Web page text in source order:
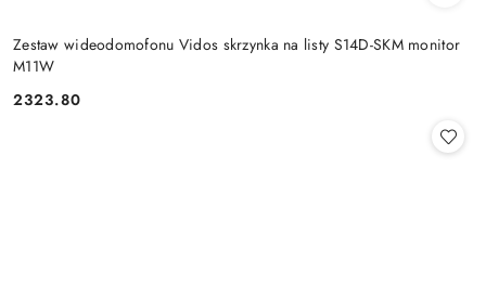
Zestaw wideodomofonu Vidos skrzynka na listy S14D-SKM monitor
M11W
Cena:
2323.80